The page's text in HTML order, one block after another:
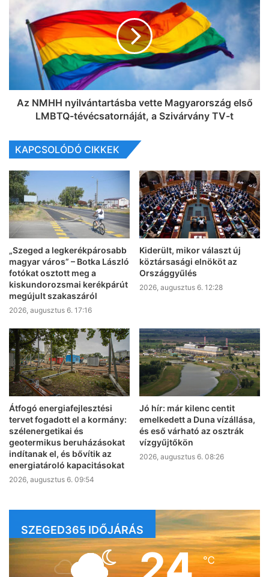
Az NMHH nyilvántartásba vette Magyarország első
LMBTQ-tévécsatornáját, a Szivárvány TV-t
KAPCSOLÓDÓ CIKKEK
„Szeged a legkerékpárosabb
magyar város” – Botka László
fotókat osztott meg a
kiskundorozsmai kerékpárút
megújult szakaszáról
2026, augusztus 6. 17:16
Kiderült, mikor választ új
köztársasági elnököt az
Országgyűlés
2026, augusztus 6. 12:28
Átfogó energiafejlesztési
tervet fogadott el a kormány:
szélenergetikai és
geotermikus beruházásokat
indítanak el, és bővítik az
energiatároló kapacitásokat
2026, augusztus 6. 09:54
Jó hír: már kilenc centit
emelkedett a Duna vízállása,
és eső várható az osztrák
vízgyűjtőkön
2026, augusztus 6. 08:26
SZEGED365 IDŐJÁRÁS
℃